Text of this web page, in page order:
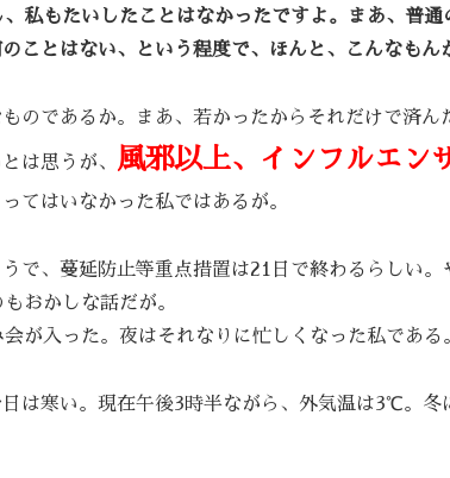
私もたいしたことはなかったですよ。まあ、普
ことはない、という程度で、ほんと、こんなもん
のであるか。まあ、若かったからそれだけで済
は思うが、 風邪以上、インフルエン
てはいなかった私ではあるが。
で、蔓延防止等重点措置は21日で終わるらしい
おかしな話だが。
が入った。夜はそれなりに忙しくなった私である
は寒い。現在午後3時半ながら、外気温は3℃。冬